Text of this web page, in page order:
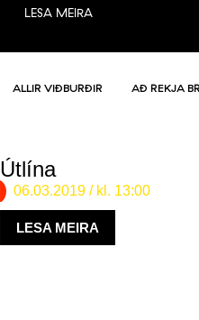
LESA MEIRA
ALLIR VIÐBURÐIR AÐ REKJA
Útlína
06.03.2019/ kl. 13:00
LESA MEIRA